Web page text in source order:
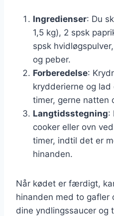
Ingredienser: Du
1,5 kg), 2 spsk
spsk
og peber.
Forberedelse:
krydderierne og
timer, gerne natten
Langtidsstegning:
cooker eller ovn
timer, indtil det er
hinanden.
Når kødet er færdigt,
hinanden med to gafler
dine yndlingssaucer og